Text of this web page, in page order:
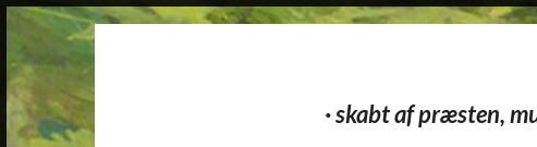
· skabt af præsten,